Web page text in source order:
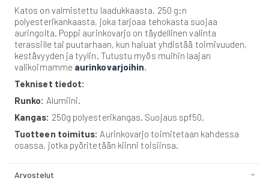
Katos on valmistettu laadukkaasta, 250 g:n
polyesterikankaasta, joka tarjoaa tehokasta suojaa
auringolta. Poppi aurinkovarjo on täydellinen valinta
terassille tai puutarhaan, kun haluat yhdistää toimivuuden,
kestävyyden ja tyylin. Tutustu myös muihin laajan
valikoimamme aurinkovarjoihin.
Tekniset tiedot:
Runko: Alumiini.
Kangas: 250g polyesterikangas. Suojaus spf50.
Tuotteen toimitus: Aurinkovarjo toimitetaan kahdessa
osassa, jotka pyöritetään kiinni toisiinsa.
Arvostelut